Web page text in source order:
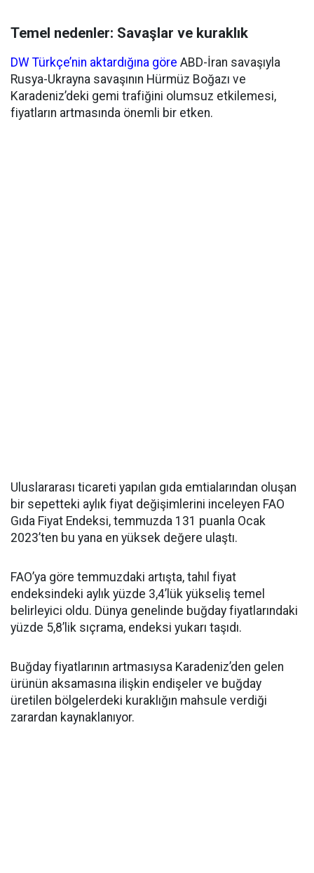
Temel nedenler: Savaşlar ve kuraklık
DW Türkçe’nin aktardığına göre ABD-İran savaşıyla
Rusya-Ukrayna savaşının Hürmüz Boğazı ve
Karadeniz’deki gemi trafiğini olumsuz etkilemesi,
fiyatların artmasında önemli bir etken.
Uluslararası ticareti yapılan gıda emtialarından oluşan
bir sepetteki aylık fiyat değişimlerini inceleyen FAO
Gıda Fiyat Endeksi, temmuzda 131 puanla Ocak
2023’ten bu yana en yüksek değere ulaştı.
FAO’ya göre temmuzdaki artışta, tahıl fiyat
endeksindeki aylık yüzde 3,4’lük yükseliş temel
belirleyici oldu. Dünya genelinde buğday fiyatlarındaki
yüzde 5,8’lik sıçrama, endeksi yukarı taşıdı.
Buğday fiyatlarının artmasıysa Karadeniz’den gelen
ürünün aksamasına ilişkin endişeler ve buğday
üretilen bölgelerdeki kuraklığın mahsule verdiği
zarardan kaynaklanıyor.